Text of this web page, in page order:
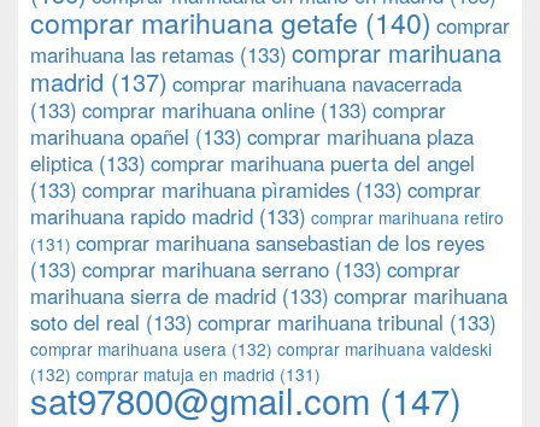
comprar marihuana getafe (140) comprar
marihuana las retamas (133) comprar marihuana
madrid (137) comprar marihuana navacerrada
(133) comprar marihuana online (133) comprar
marihuana opañel (133) comprar marihuana plaza
eliptica (133) comprar marihuana puerta del angel
(133) comprar marihuana pìramides (133) comprar
marihuana rapido madrid (133) comprar marihuana retiro
(131) comprar marihuana sansebastian de los reyes
(133) comprar marihuana serrano (133) comprar
marihuana sierra de madrid (133) comprar marihuana
soto del real (133) comprar marihuana tribunal (133)
comprar marihuana usera (132) comprar marihuana valdeski
(132) comprar matuja en madrid (131)
sat97800@gmail.com (147)